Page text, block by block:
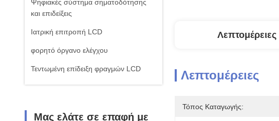
Ψηφιακές σύστημα σηματοδότησης
και επιδείξεις
Ιατρική επιτροπή LCD
φορητό όργανο ελέγχου
Τεντωμένη επίδειξη φραγμών LCD
Πίνακας οθόνης με πολλαπλές
Μας ελάτε σε επαφή με
Λεπτομέρειες
Λεπτομέρειες
Τόπος Καταγωγής: